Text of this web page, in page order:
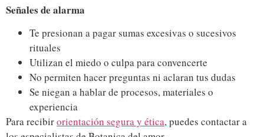
Señales de alarma
Te presionan a pagar sumas excesivas o sucesivos
rituales
Utilizan el miedo o culpa para convencerte
No permiten hacer preguntas ni aclaran tus dudas
Se niegan a hablar de procesos, materiales o
experiencia
Para recibirorientación segura y ética, puedes contactar a